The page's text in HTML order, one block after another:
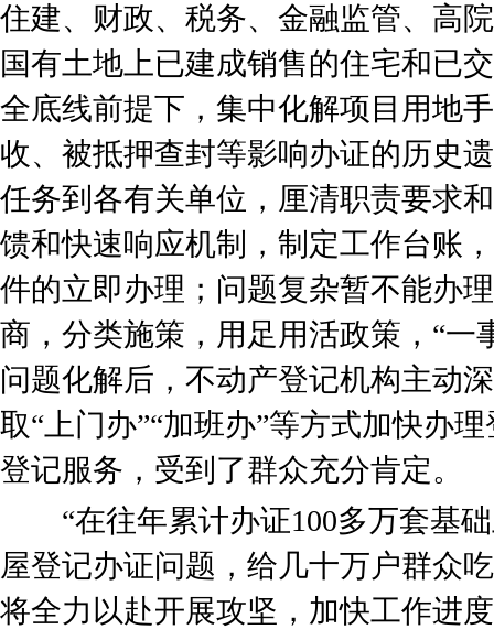
住建、财政、税务、金融监管、高
国有土地上已建成销售的住宅和已
全底线前提下，集中化解项目用地
收、被抵押查封等影响办证的历史
任务到各有关单位，厘清职责要求
馈和快速响应机制，制定工作台账
件的立即办理；问题复杂暂不能办
商，分类施策，用足用活政策，“一
问题化解后，不动产登记机构主动
取“上门办”“加班办”等方式加快办
登记服务，受到了群众充分肯定。
“在往年累计办证100多万套基础
屋登记办证问题，给几十万户群众
将全力以赴开展攻坚，加快工作进